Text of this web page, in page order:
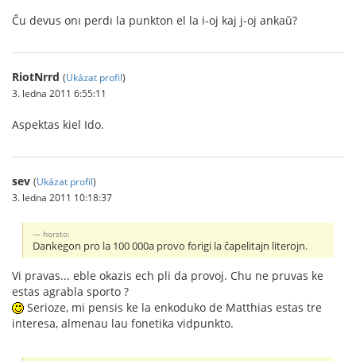
Ĉu devus onı perdı la punkton el la i-oj kaj j-oj ankaŭ?
RiotNrrd (Ukázat profil)
3. ledna 2011 6:55:11
Aspektas kiel Ido.
sev (Ukázat profil)
3. ledna 2011 10:18:37
horsto:
Dankegon pro la 100 000a provo forigi la ĉapelitajn literojn.
Vi pravas... eble okazis ech pli da provoj. Chu ne pruvas ke
estas agrabla sporto ?
Serioze, mi pensis ke la enkoduko de Matthias estas tre
interesa, almenau lau fonetika vidpunkto.